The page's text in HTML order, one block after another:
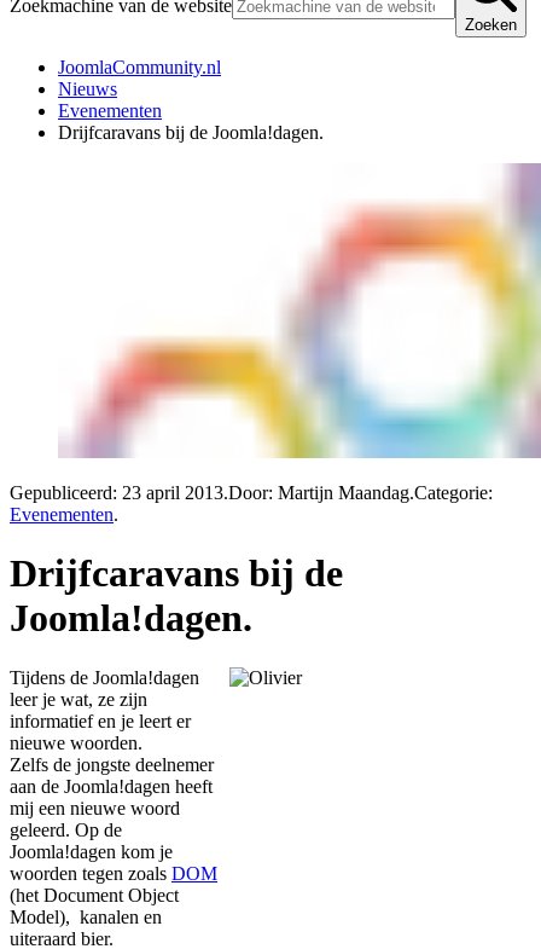
Zoekmachine van de website
Zoeken
JoomlaCommunity.nl
Nieuws
Evenementen
Drijfcaravans bij de Joomla!dagen.
Gepubliceerd: 23 april 2013.Door: Martijn Maandag.Categorie:
Evenementen.
Drijfcaravans bij de
Joomla!dagen.
Tijdens de Joomla!dagen
leer je wat, ze zijn
informatief en je leert er
nieuwe woorden.
Zelfs de jongste deelnemer
aan de Joomla!dagen heeft
mij een nieuwe woord
geleerd. Op de
Joomla!dagen kom je
woorden tegen zoals DOM
(het Document Object
Model), kanalen en
uiteraard bier.